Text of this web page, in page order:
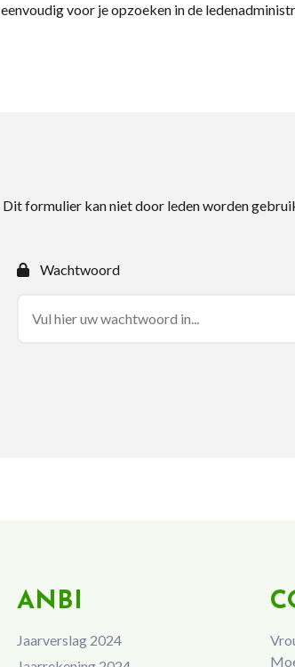
voor je opzoeken in de
formulier kan niet door leden worden
Wachtwoord
ANBI
Jaarverslag 2024